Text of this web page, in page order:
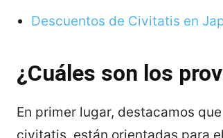
Descuentos de Civitatis en
¿Cuáles son los
En primer lugar, destacamos
civitatis, están orientadas para